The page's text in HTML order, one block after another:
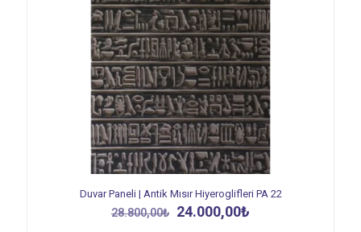
Duvar Paneli | Antik Mısır Hiyeroglifleri PA 22
28.800,00₺ Orijinal
24.000,00₺